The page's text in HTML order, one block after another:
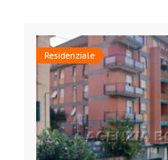
Residenziale